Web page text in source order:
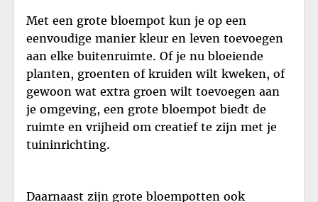
Met een grote bloempot kun je op een
eenvoudige manier kleur en leven toevoegen
aan elke buitenruimte. Of je nu bloeiende
planten, groenten of kruiden wilt kweken, of
gewoon wat extra groen wilt toevoegen aan
je omgeving, een grote bloempot biedt de
ruimte en vrijheid om creatief te zijn met je
tuininrichting.
Daarnaast zijn grote bloempotten ook